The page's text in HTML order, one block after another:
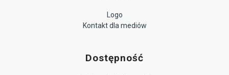
Logo
Kontakt dla mediów
Dostępność